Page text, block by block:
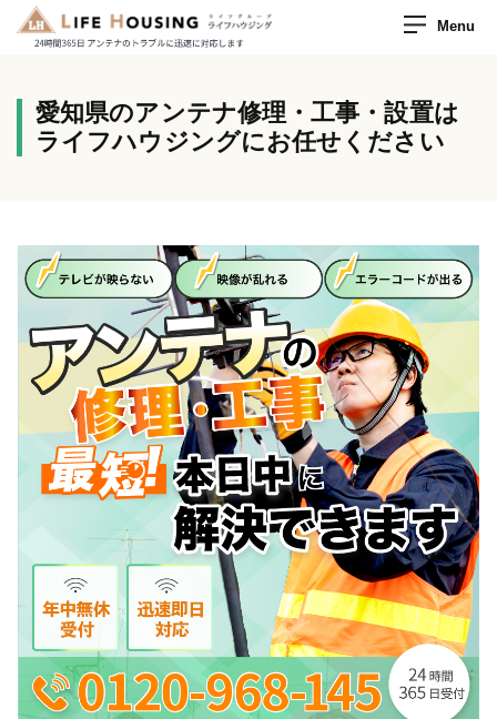
Menu
愛知県のアンテナ修理・工事・設置は
ライフハウジングにお任せください